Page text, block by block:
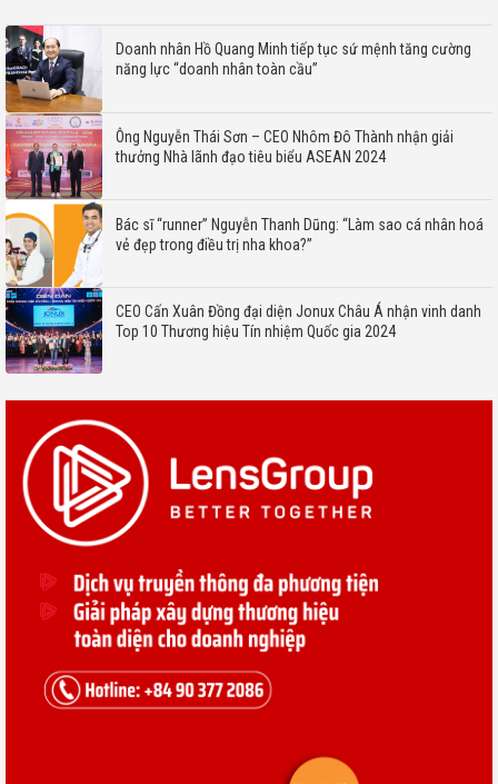
Doanh nhân Hồ Quang Minh tiếp tục sứ mệnh tăng cường
năng lực “doanh nhân toàn cầu”
Ông Nguyễn Thái Sơn – CEO Nhôm Đô Thành nhận giải
thưởng Nhà lãnh đạo tiêu biểu ASEAN 2024
Bác sĩ “runner” Nguyễn Thanh Dũng: “Làm sao cá nhân hoá
vẻ đẹp trong điều trị nha khoa?”
CEO Cấn Xuân Đồng đại diện Jonux Châu Á nhận vinh danh
Top 10 Thương hiệu Tín nhiệm Quốc gia 2024